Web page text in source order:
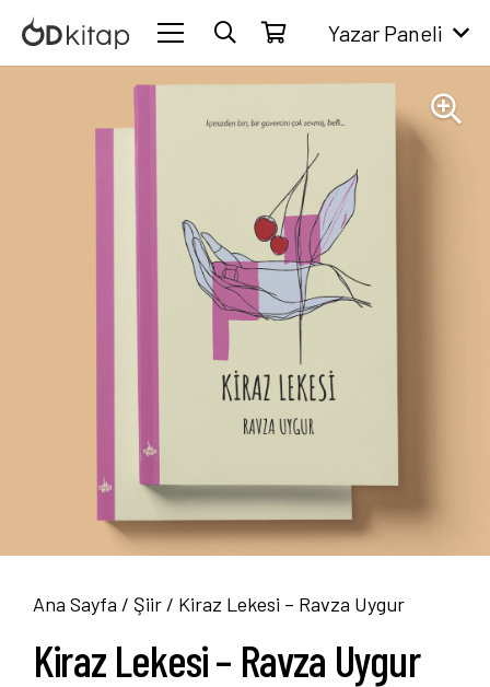
Yazar Paneli
Ana Sayfa / Şiir / Kiraz Lekesi – Ravza Uygur
Kiraz Lekesi – Ravza Uygur